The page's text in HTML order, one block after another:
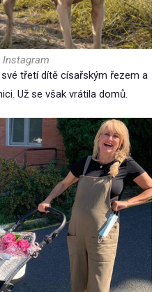
Instagram
třetí dítě císařským řezem a
Už se však vrátila domů.